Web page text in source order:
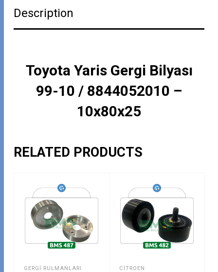
Description
Toyota Yaris Gergi Bilyası
99-10 / 8844052010 –
10x80x25
RELATED PRODUCTS
GERGI RULMANLARI CITROEN